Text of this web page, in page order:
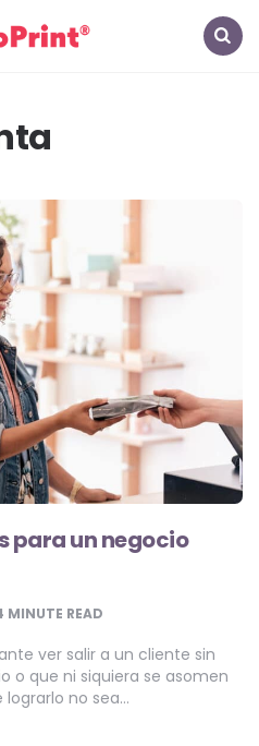
The
-
Blog
de
BucoPrint
Panamá
para un negocio
MINUTE READ
ver salir a un cliente sin
o que ni siquiera se asomen
lograrlo no sea…